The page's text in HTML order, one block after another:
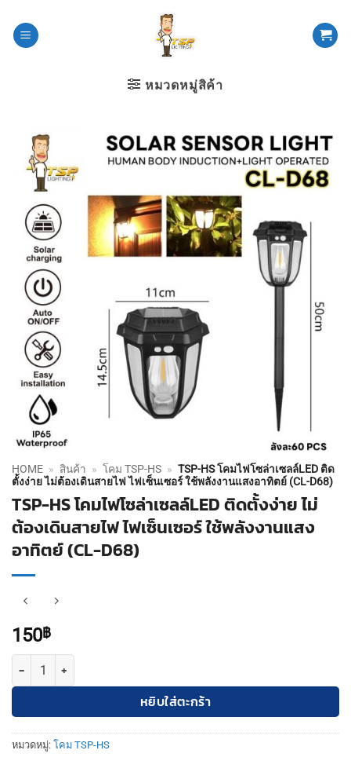
หมวดหมู่สิค้า
HOME » สินค้า » โคม TSP-HS » TSP-HS โคมไฟโซล่าเซลล์LED ติด
ตั้งง่าย ไม่ต้องเดินสายไฟ ไฟเซ็นเซอร์ ใช้พลังงานแสงอาทิตย์ (CL-D68)
TSP-HS โคมไฟโซล่าเซลล์LED ติดตั้งง่าย ไม่
ต้องเดินสายไฟ ไฟเซ็นเซอร์ ใช้พลังงานแสง
อาทิตย์ (CL-D68)
150฿
จำนวน TSP-HS โคมไฟโซล่าเซลล์LED ติดตั้งง่าย ไม่ต้องเดินสายไฟ ไ
หยิบใส่ตะกร้า
หมวดหมู่: โคม TSP-HS